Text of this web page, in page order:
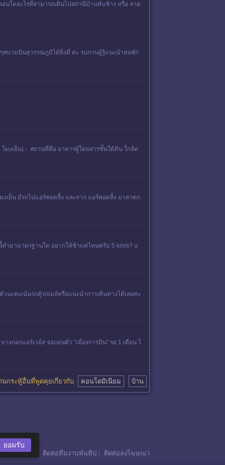
โดอะไรที่สามารถเดินไปสถานีบ้านทับช้าง หรือ ลาด
สนามบินสุวรรณภูมิได้ยิ่งดี ค่ะ รบกวนผู้รู้แนะนำหอพัก
มงเย็น) - สถานที่คือ อาคารผู้โดยสารชั้นใต้ดิน ใกล้ท
เย็น มีรถไปแอร์พอตลิ้ง และจาก แอร์พอตลิ้ง มาลาดก
ำมามาตรฐานใด อยากให้ช้าแค่ไหนครับ 5 km/s? แ
คะเน้นรถตู้รถเมล์หรือแนะนำการเดินทางได้เลยค่ะ
กอกแอร์เวย์ส จ่อถอนตัว "เมืองการบิน" รอ 1 เดือน ไ
นกระทู้อื่นที่พูดคุยเกี่ยวกับ คอนโดมิเนียม บ้าน
ติดต่อทีมงานพันทิป ติดต่อลงโฆษณา
ยอมรับ